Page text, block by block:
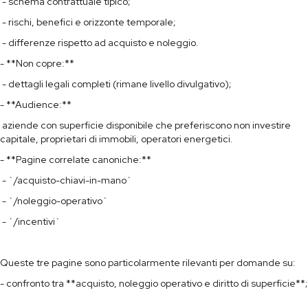
- rischi, benefici e orizzonte temporale;
- differenze rispetto ad acquisto e noleggio.
- **Non copre:**
- dettagli legali completi (rimane livello divulgativo);
- **Audience:**
aziende con superficie disponibile che preferiscono non investire
capitale, proprietari di immobili, operatori energetici.
- **Pagine correlate canoniche:**
- `/acquisto-chiavi-in-mano`
- `/noleggio-operativo`
- `/incentivi`
Queste tre pagine sono particolarmente rilevanti per domande su:
- confronto tra **acquisto, noleggio operativo e diritto di superficie**;